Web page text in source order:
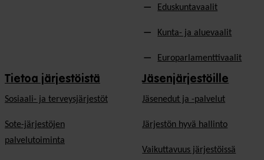
Eduskuntavaalit
Kunta- ja aluevaalit
Europarlamenttivaalit
Tietoa järjestöistä
Sosiaali- ja terveysjärjestöt
Sote-järjestöjen
palvelutoiminta
Jäsenjärjestöille
Jäsen­edut ja -palvelut
Järjestön hyvä hallinto
Vaikuttavuus järjestöissä